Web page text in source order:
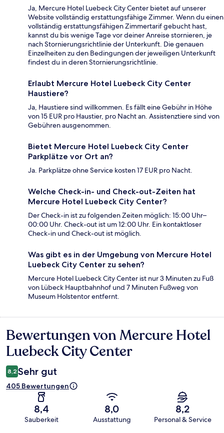
Ja, Mercure Hotel Luebeck City Center bietet auf unserer
Website vollständig erstattungsfähige Zimmer. Wenn du einen
vollständig erstattungsfähigen Zimmertarif gebucht hast,
kannst du bis wenige Tage vor deiner Anreise stornieren, je
nach Stornierungsrichtlinie der Unterkunft. Die genauen
Einzelheiten zu den Bedingungen der jeweiligen Unterkunft
findest du in deren Stornierungsrichtlinie.
Erlaubt Mercure Hotel Luebeck City Center
Haustiere?
Ja, Haustiere sind willkommen. Es fällt eine Gebühr in Höhe
von 15 EUR pro Haustier, pro Nacht an. Assistenztiere sind von
Gebühren ausgenommen.
Bietet Mercure Hotel Luebeck City Center
Parkplätze vor Ort an?
Ja. Parkplätze ohne Service kosten 17 EUR pro Nacht.
Welche Check-in- und Check-out-Zeiten hat
Mercure Hotel Luebeck City Center?
Der Check-in ist zu folgenden Zeiten möglich: 15:00 Uhr–
00:00 Uhr. Check-out ist um 12:00 Uhr. Ein kontaktloser
Check-in und Check-out ist möglich.
Was gibt es in der Umgebung von Mercure Hotel
Luebeck City Center zu sehen?
Mercure Hotel Luebeck City Center ist nur 3 Minuten zu Fuß
von Lübeck Hauptbahnhof und 7 Minuten Fußweg von
Museum Holstentor entfernt.
Bewertungen
Bewertungen von Mercure Hotel
Luebeck City Center
8,2 Sehr gut
405 Bewertungen
8,4
Sauberkeit
8,0
Ausstattung
8,2
Personal & Service